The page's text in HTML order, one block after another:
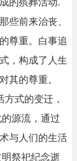
的殡葬活动.
些前来治丧、
尊重。白事追
，构成了人生
其的尊重。
式的变迁，
源流，通过
与人们的生活
祭祀纪念逝